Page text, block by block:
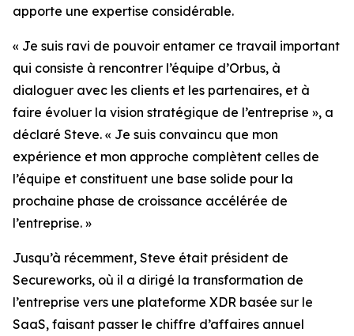
apporte une expertise considérable.
« Je suis ravi de pouvoir entamer ce travail important
qui consiste à rencontrer l’équipe d’Orbus, à
dialoguer avec les clients et les partenaires, et à
faire évoluer la vision stratégique de l’entreprise », a
déclaré Steve. « Je suis convaincu que mon
expérience et mon approche complètent celles de
l’équipe et constituent une base solide pour la
prochaine phase de croissance accélérée de
l’entreprise. »
Jusqu’à récemment, Steve était président de
Secureworks, où il a dirigé la transformation de
l’entreprise vers une plateforme XDR basée sur le
SaaS, faisant passer le chiffre d’affaires annuel